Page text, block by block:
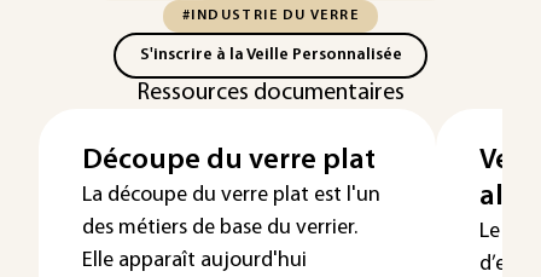
#INDUSTRIE DU VERRE
S'inscrire à la Veille Personnalisée
Ressources documentaires
Découpe du verre plat
La découpe du verre plat est l'un
des métiers de base du verrier.
Elle apparaît aujourd'hui
Le